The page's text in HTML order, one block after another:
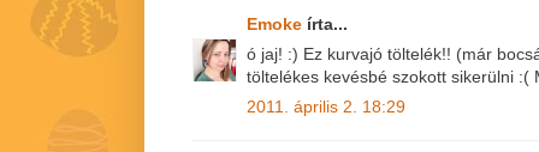
Emoke írta...
ó jaj! :) Ez kurvajó töltelék!! (már
töltelékes kevésbé szokott sikerülni :(
2011. április 2. 18:29